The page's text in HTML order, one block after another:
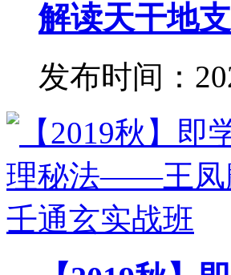
解读天干地
发布时间：